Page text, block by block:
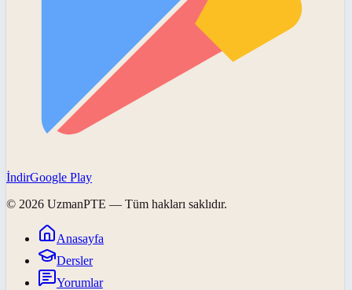
İndirGoogle Play
© 2026 UzmanPTE — Tüm hakları saklıdır.
Anasayfa
Dersler
Yorumlar